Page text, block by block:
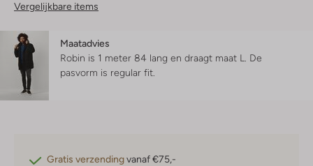
Vergelijkbare items
Maatadvies
Robin is 1 meter 84 lang en draagt maat L. De
pasvorm is regular fit
Gratis verzendingvanaf €75,-